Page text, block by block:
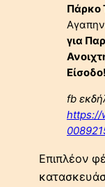
Πάρκο
για
Είσοδο!
fb
https://
Επιπλέον